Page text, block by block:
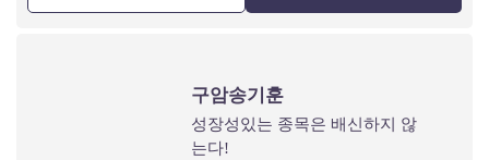
구암송기훈
성장성있는 종목은 배신하지 않
는다!